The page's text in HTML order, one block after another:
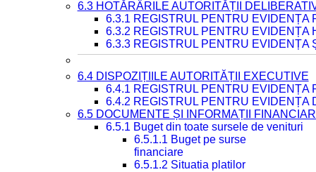
6.3 HOTĂRÂRILE AUTORITĂȚII
6.3.1 REGISTRUL PENTRU EVIDENȚA
6.3.2 REGISTRUL PENTRU EVIDENȚA
6.3.3 REGISTRUL PENTRU EVIDENȚA
6.4 DISPOZIȚIILE AUTORITĂȚII EXECUTIVE
6.4.1 REGISTRUL PENTRU EVIDENȚA
6.4.2 REGISTRUL PENTRU EVIDENȚA
6.5 DOCUMENTE ȘI INFORMAȚII
6.5.1 Buget din toate sursele de venituri
6.5.1.1 Buget pe surse
financiare
6.5.1.2 Situatia platilor